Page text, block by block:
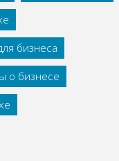
бизнеса
о бизнесе